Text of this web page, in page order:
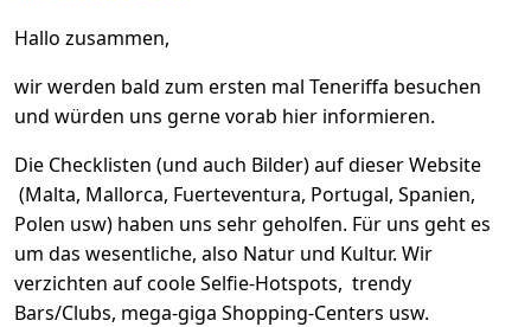
Hallo zusammen,
wir werden bald zum ersten mal Teneriffa besuchen
und würden uns gerne vorab hier informieren.
Die Checklisten (und auch Bilder) auf dieser Website
(Malta, Mallorca, Fuerteventura, Portugal, Spanien,
Polen usw) haben uns sehr geholfen. Für uns geht es
um das wesentliche, also Natur und Kultur. Wir
verzichten auf coole Selfie-Hotspots, trendy
Bars/Clubs, mega-giga Shopping-Centers usw.